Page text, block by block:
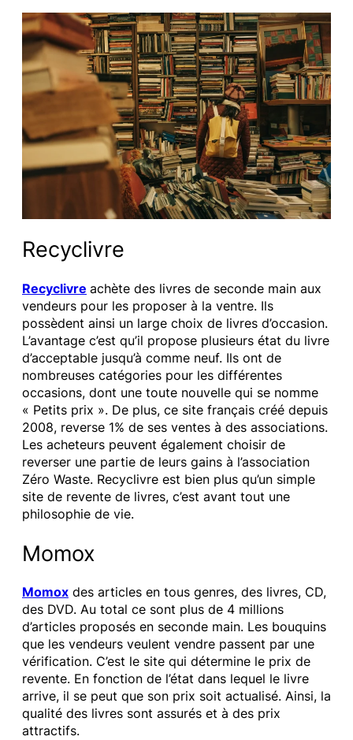
Recyclivre
Recyclivre achète des livres de seconde main aux
vendeurs pour les proposer à la ventre. Ils
possèdent ainsi un large choix de livres d’occasion.
L’avantage c’est qu’il propose plusieurs état du livre
d’acceptable jusqu’à comme neuf. Ils ont de
nombreuses catégories pour les différentes
occasions, dont une toute nouvelle qui se nomme
« Petits prix ». De plus, ce site français créé depuis
2008, reverse 1% de ses ventes à des associations.
Les acheteurs peuvent également choisir de
reverser une partie de leurs gains à l’association
Zéro Waste. Recyclivre est bien plus qu’un simple
site de revente de livres, c’est avant tout une
philosophie de vie.
Momox
Momox des articles en tous genres, des livres, CD,
des DVD. Au total ce sont plus de 4 millions
d’articles proposés en seconde main. Les bouquins
que les vendeurs veulent vendre passent par une
vérification. C’est le site qui détermine le prix de
revente. En fonction de l’état dans lequel le livre
arrive, il se peut que son prix soit actualisé. Ainsi, la
qualité des livres sont assurés et à des prix
attractifs.